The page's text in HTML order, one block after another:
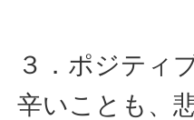
３．ポジティ
辛いことも、